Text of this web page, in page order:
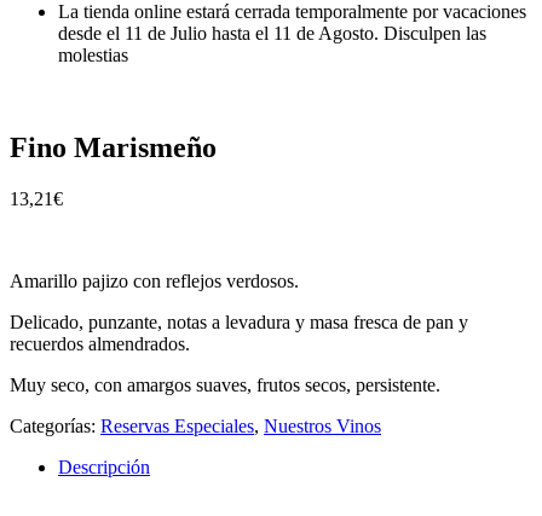
La tienda online estará cerrada temporalmente por vacaciones
desde el 11 de Julio hasta el 11 de Agosto. Disculpen las
molestias
Fino Marismeño
13,21€
Amarillo pajizo con reflejos verdosos.
Delicado, punzante, notas a levadura y masa fresca de pan y
recuerdos almendrados.
Muy seco, con amargos suaves, frutos secos, persistente.
Categorías: Reservas Especiales, Nuestros Vinos
Descripción